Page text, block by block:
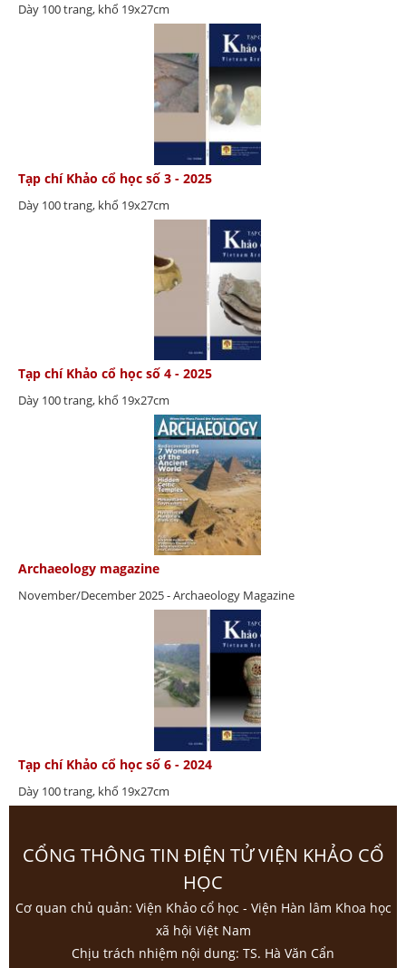
Dày 100 trang, khổ 19x27cm
Tạp chí Khảo cổ học số 3 - 2025
Dày 100 trang, khổ 19x27cm
Tạp chí Khảo cổ học số 4 - 2025
Dày 100 trang, khổ 19x27cm
Archaeology magazine
November/December 2025 - Archaeology Magazine
Tạp chí Khảo cổ học số 6 - 2024
Dày 100 trang, khổ 19x27cm
CỔNG THÔNG TIN ĐIỆN TỬ VIỆN KHẢO CỔ
HỌC
Cơ quan chủ quản: Viện Khảo cổ học - Viện Hàn lâm Khoa học
xã hội Việt Nam
Chịu trách nhiệm nội dung: TS. Hà Văn Cẩn